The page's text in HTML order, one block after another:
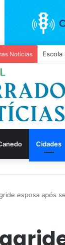
Notícias
Cidades
esposa após